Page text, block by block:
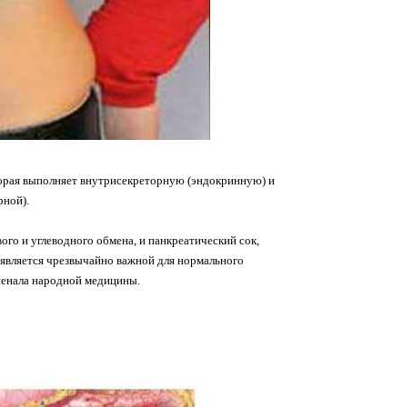
выполняет внутрисекреторную (эндокринную) и
и углеводного обмена, и панкреатический сок,
чрезвычайно важной для нормального
народной медицины.